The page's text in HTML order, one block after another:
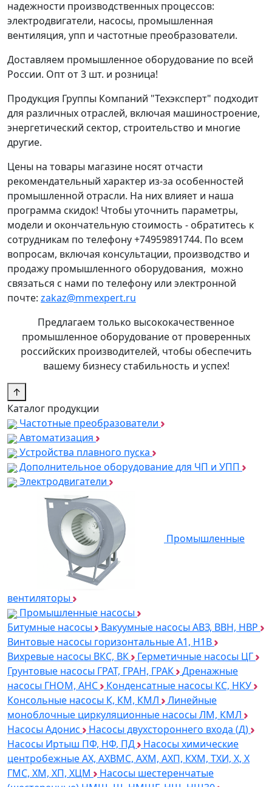
надежности производственных процессов:
электродвигатели, насосы, промышленная
вентиляция, упп и частотные преобразователи.
Доставляем промышленное оборудование по всей
России. Опт от 3 шт. и розница!
Продукция Группы Компаний "Техэксперт" подходит
для различных отраслей, включая машиностроение,
энергетический сектор, строительство и многие
другие.
Цены на товары магазине носят отчасти
рекомендательный характер из-за особенностей
промышленной отрасли. На них влияет и наша
программа скидок! Чтобы уточнить параметры,
модели и окончательную стоимость - обратитесь к
сотрудникам по телефону +74959891744. По всем
вопросам, включая консультации, производство и
продажу промышленного оборудования, можно
связаться с нами по телефону или электронной
почте: zakaz@mmexpert.ru
Предлагаем только высококачественное
промышленное оборудование от проверенных
российских производителей, чтобы обеспечить
вашему бизнесу стабильность и успех!
↑
Каталог продукции
Частотные преобразователи
Автоматизация
Устройства плавного пуска
Дополнительное оборудование для ЧП и УПП
Электродвигатели
Промышленные
вентиляторы
Промышленные насосы
Битумные насосы
Вакуумные насосы АВЗ, ВВН, НВР
Винтовые насосы горизонтальные А1, Н1В
Вихревые насосы ВКС, ВК
Герметичные насосы ЦГ
Грунтовые насосы ГРАТ, ГРАН, ГРАК
Дренажные
насосы ГНОМ, АНС
Конденсатные насосы КС, НКУ
Консольные насосы К, КМ, КМЛ
Линейные
моноблочные циркуляционные насосы ЛМ, КМЛ
Насосы Адонис
Насосы двухстороннего входа (Д)
Насосы Иртыш ПФ, НФ, ПД
Насосы химические
центробежные АХ, АХВМС, АХМ, АХП, КХМ, ТХИ, Х, Х
ГМС, ХМ, ХП, ХЦМ
Насосы шестеренчатые